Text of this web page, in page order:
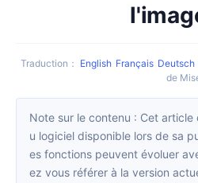
Traduction ： English Français Deutsch
de
Note sur le contenu : Cet article est basé sur la version d
u logiciel disponible lors de sa
es fonctions peuvent évoluer
ez vous référer à la version